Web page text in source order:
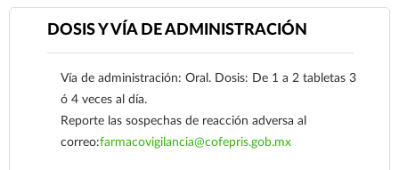
DOSIS Y VÍA DE ADMINISTRACIÓN
Vía de administración: Oral. Dosis: De 1 a 2 tabletas 3
ó 4 veces al día.
Reporte las sospechas de reacción adversa al
correo:farmacovigilancia@cofepris.gob.mx